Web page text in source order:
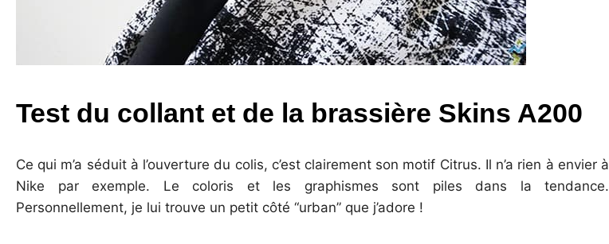
Test du collant et de la brassière Skins A200
Ce qui m’a séduit à l’ouverture du colis, c’est clairement son motif Citrus. Il n’a rien à envier à
Nike par exemple. Le coloris et les graphismes sont piles dans la tendance.
Personnellement, je lui trouve un petit côté “urban” que j’adore !